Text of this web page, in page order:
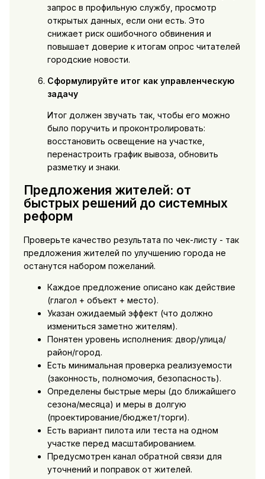
запрос в профильную службу, просмотр
открытых данных, если они есть. Это
снижает риск ошибочного обвинения и
повышает доверие к итогам опрос читателей
городские новости.
Сформулируйте итог как управленческую
задачу
Итог должен звучать так, чтобы его можно
было поручить и проконтролировать:
восстановить освещение на участке,
перенастроить график вывоза, обновить
разметку и знаки.
Предложения жителей: от
быстрых решений до системных
реформ
Проверьте качество результата по чек-листу - так
предложения жителей по улучшению города не
останутся набором пожеланий.
Каждое предложение описано как действие
(глагол + объект + место).
Указан ожидаемый эффект (что должно
измениться заметно жителям).
Понятен уровень исполнения: двор/улица/
район/город.
Есть минимальная проверка реализуемости
(законность, полномочия, безопасность).
Определены быстрые меры (до ближайшего
сезона/месяца) и меры в долгую
(проектирование/бюджет/торги).
Есть вариант пилота или теста на одном
участке перед масштабированием.
Предусмотрен канал обратной связи для
уточнений и поправок от жителей.